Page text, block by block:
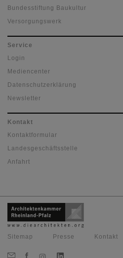
Bundesstiftung Baukultur
Versorgungswerk
Service
Login
Mediencenter
Datenschutzerklärung
Newsletter
Kontakt
Kontaktformular
Landesgeschäftsstelle
Anfahrt
Sitemap Presse Kontakt